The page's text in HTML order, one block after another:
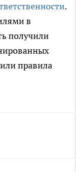
.
в
получили
правила